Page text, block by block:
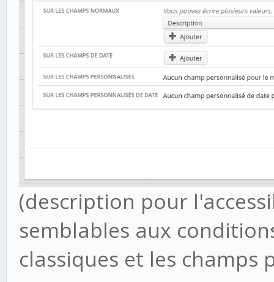
(description pour
semblables aux
classiques et les champs